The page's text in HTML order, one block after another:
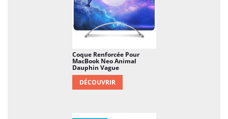
Coque Renforcée Pour
MacBook Neo Animal
Dauphin Vague
DÉCOUVRIR